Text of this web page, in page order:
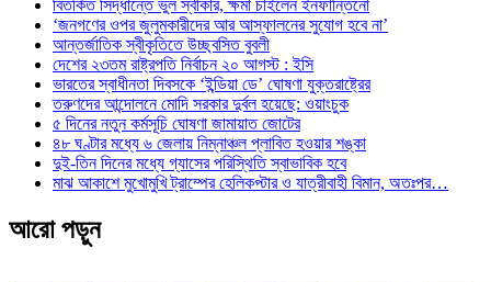
বিতর্কিত সিদ্ধান্তে ভুল স্বীকার, ক্ষমা চাইলেন ইনফান্তিনো
‘জনগণের ওপর জুলুমকারীদের আর আস্ফালনের সুযোগ হবে না’
আন্তর্জাতিক স্বীকৃতিতে উচ্ছ্বসিত বুবলী
দেশের ২৩তম রাষ্ট্রপতি নির্বাচন ২০ আগস্ট : ইসি
ভারতের স্বাধীনতা দিবসকে ‘ইন্ডিয়া ডে’ ঘোষণা যুক্তরাষ্ট্রের
তরুণদের আন্দোলনে মোদি সরকার দুর্বল হয়েছে: ওয়াংচুক
৫ দিনের নতুন কর্মসূচি ঘোষণা জামায়াত জোটের
৪৮ ঘণ্টার মধ্যে ৬ জেলায় নিম্নাঞ্চল প্লাবিত হওয়ার শঙ্কা
দুই-তিন দিনের মধ্যে গ্যাসের পরিস্থিতি স্বাভাবিক হবে
মাঝ আকাশে মুখোমুখি ট্রাম্পের হেলিকপ্টার ও যাত্রীবাহী বিমান, অতঃপর…
আরো পড়ুন